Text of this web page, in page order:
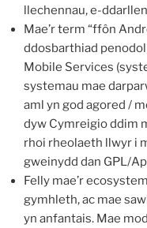
llechennau, e-
Mae’r term “ffôn
ddosbarthiad penodol
Mobile Services
systemau mae
aml yn god agored /
dyw Cymreigio ddim
rhoi rheolaeth llwyr i
gweinydd dan GPL/
Felly mae’r
gymhleth, ac mae
yn anfantais. Mae